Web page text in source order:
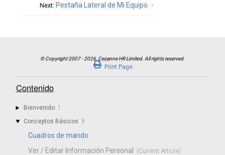
Next: Pestaña Lateral de Mi Equipo
Contenido
Bienvenido 1
Conceptos Básicos 8
Cuadros de mando
Ver / Editar Información Personal
Print Page